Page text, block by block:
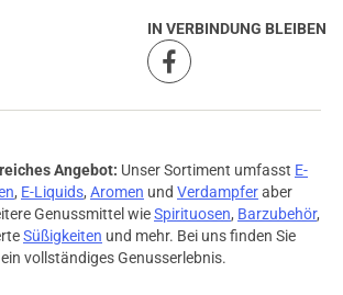
IN VERBINDUNG BLEIBEN
Angebot: Unser Sortiment umfasst E-
, E-Liquids, Aromen und Verdampferaber
Genussmittel wieSpirituosen, Barzubehör,
Süßigkeiten und mehr. Bei uns finden Sie
vollständiges Genusserlebnis.